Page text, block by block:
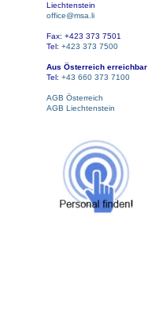
Liechtenstein
office@msa.li
Fax: +423 373 7501
Tel: +423 373 7500
Aus Österreich erreichbar
Tel: +43 660 373 7100
AGB Österreich
AGB Liechtenstein